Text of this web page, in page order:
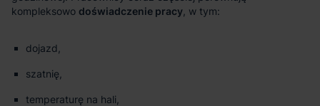
doświadczenie pracy
dojazd,
szatnię,
temperaturę na hali,